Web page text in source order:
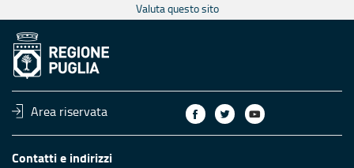
Valuta questo sito
Area riservata
Contatti e indirizzi